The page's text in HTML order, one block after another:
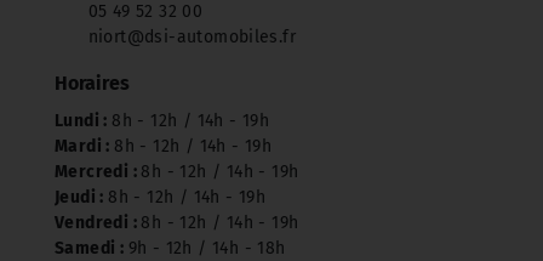
05 49 52 32 00
niort@dsi-automobiles.fr
Horaires
Lundi : 8h - 12h / 14h - 19h
Mardi : 8h - 12h / 14h - 19h
Mercredi : 8h - 12h / 14h - 19h
Jeudi : 8h - 12h / 14h - 19h
Vendredi : 8h - 12h / 14h - 19h
Samedi : 9h - 12h / 14h - 18h